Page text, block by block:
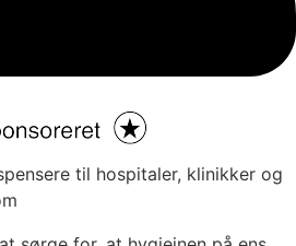
til hospitaler, klinikker og